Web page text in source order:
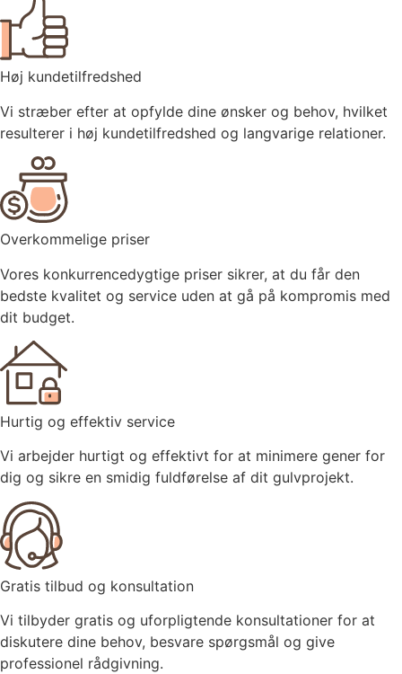
Høj kundetilfredshed
Vi stræber efter at opfylde dine ønsker og behov, hvilket
resulterer i høj kundetilfredshed og langvarige relationer.
Overkommelige priser
Vores konkurrencedygtige priser sikrer, at du får den
bedste kvalitet og service uden at gå på kompromis med
dit budget.
Hurtig og effektiv service
Vi arbejder hurtigt og effektivt for at minimere gener for
dig og sikre en smidig fuldførelse af dit gulvprojekt.
Gratis tilbud og konsultation
Vi tilbyder gratis og uforpligtende konsultationer for at
diskutere dine behov, besvare spørgsmål og give
professionel rådgivning.